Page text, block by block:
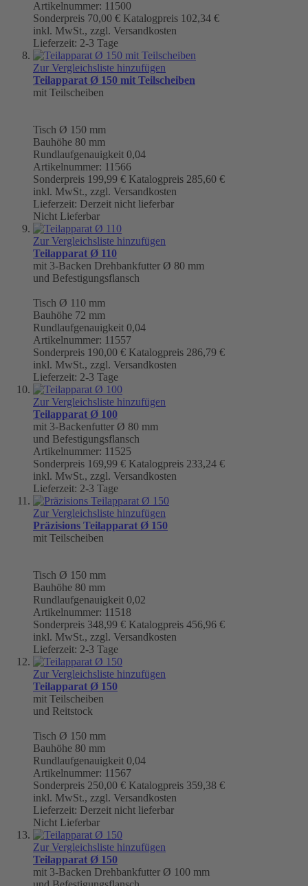
Artikelnummer: 11500
Sonderpreis 70,00 € Katalogpreis 102,34 €
inkl. MwSt., zzgl. Versandkosten
Lieferzeit: 2-3 Tage
Zur Vergleichsliste hinzufügen
Teilapparat Ø 150 mit Teilscheiben
mit Teilscheiben
Tisch Ø 150 mm
Bauhöhe 80 mm
Rundlaufgenauigkeit 0,04
Artikelnummer: 11566
Sonderpreis 199,99 € Katalogpreis 285,60 €
inkl. MwSt., zzgl. Versandkosten
Lieferzeit: Derzeit nicht lieferbar
Nicht Lieferbar
Zur Vergleichsliste hinzufügen
Teilapparat Ø 110
mit 3-Backen Drehbankfutter Ø 80 mm
und Befestigungsflansch
Tisch Ø 110 mm
Bauhöhe 72 mm
Rundlaufgenauigkeit 0,04
Artikelnummer: 11557
Sonderpreis 190,00 € Katalogpreis 286,79 €
inkl. MwSt., zzgl. Versandkosten
Lieferzeit: 2-3 Tage
Zur Vergleichsliste hinzufügen
Teilapparat Ø 100
mit 3-Backenfutter Ø 80 mm
und Befestigungsflansch
Artikelnummer: 11525
Sonderpreis 169,99 € Katalogpreis 233,24 €
inkl. MwSt., zzgl. Versandkosten
Lieferzeit: 2-3 Tage
Zur Vergleichsliste hinzufügen
Präzisions Teilapparat Ø 150
mit Teilscheiben
Tisch Ø 150 mm
Bauhöhe 80 mm
Rundlaufgenauigkeit 0,02
Artikelnummer: 11518
Sonderpreis 348,99 € Katalogpreis 456,96 €
inkl. MwSt., zzgl. Versandkosten
Lieferzeit: 2-3 Tage
Zur Vergleichsliste hinzufügen
Teilapparat Ø 150
mit Teilscheiben
und Reitstock
Tisch Ø 150 mm
Bauhöhe 80 mm
Rundlaufgenauigkeit 0,04
Artikelnummer: 11567
Sonderpreis 250,00 € Katalogpreis 359,38 €
inkl. MwSt., zzgl. Versandkosten
Lieferzeit: Derzeit nicht lieferbar
Nicht Lieferbar
Zur Vergleichsliste hinzufügen
Teilapparat Ø 150
mit 3-Backen Drehbankfutter Ø 100 mm